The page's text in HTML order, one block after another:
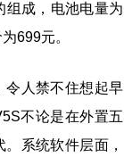
组成，电池电量为
699元。
令人禁不住想起早
不论是在外置五
系统软件层面，